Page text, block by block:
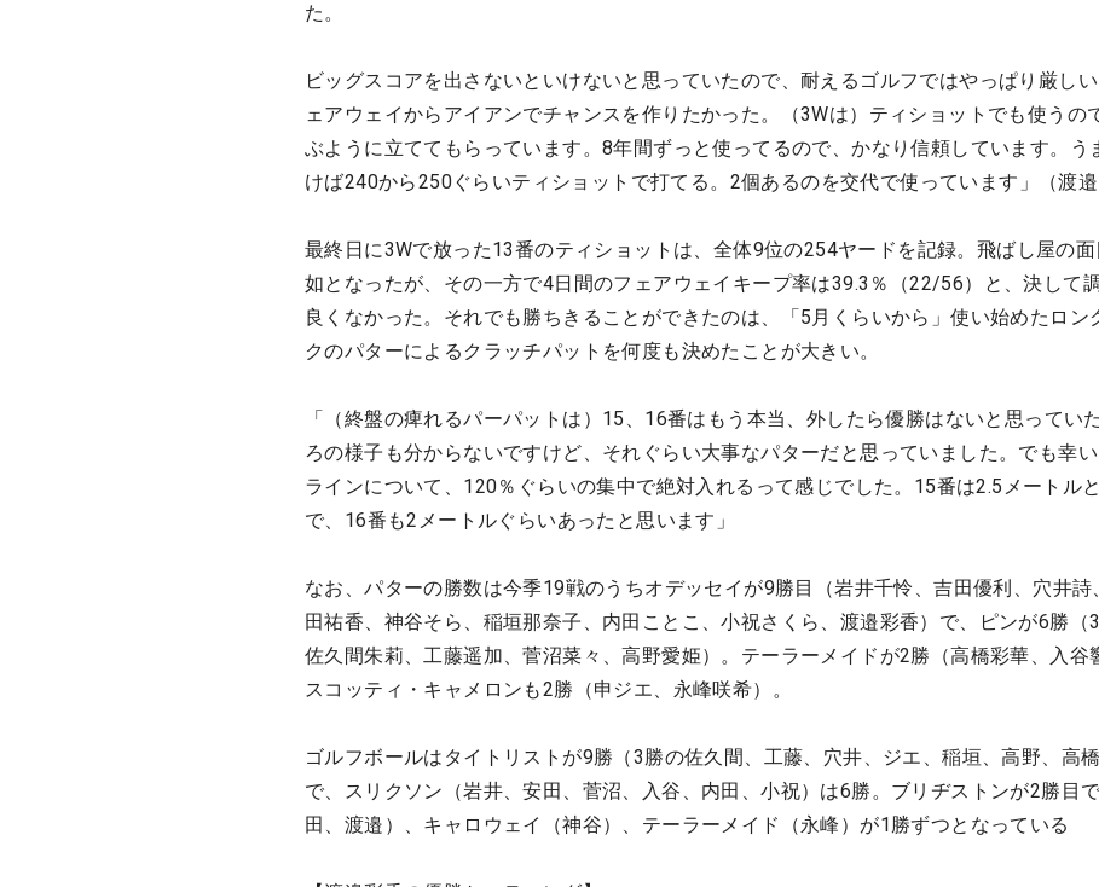
た。
ビッグスコアを出さないといけないと思っていたので、耐えるゴルフではやっぱり厳し
ェアウェイからアイアンでチャンスを作りたかった。（3Wは）ティショットでも使うの
ぶように立ててもらっています。8年間ずっと使ってるので、かなり信頼しています。う
けば240から250ぐらいティショットで打てる。2個あるのを交代で使っています」（渡邉
最終日に3Wで放った13番のティショットは、全体9位の254ヤードを記録。飛ばし屋の面
如となったが、その一方で4日間のフェアウェイキープ率は39.3％（22/56）と、決して
良くなかった。それでも勝ちきることができたのは、「5月くらいから」使い始めたロン
クのパターによるクラッチパットを何度も決めたことが大きい。
「（終盤の痺れるパーパットは）15、16番はもう本当、外したら優勝はないと思ってい
ろの様子も分からないですけど、それぐらい大事なパターだと思っていました。でも幸
ラインについて、120％ぐらいの集中で絶対入れるって感じでした。15番は2.5メートル
で、16番も2メートルぐらいあったと思います」
なお、パターの勝数は今季19戦のうちオデッセイが9勝目（岩井千怜、吉田優利、穴井詩
田祐香、神谷そら、稲垣那奈子、内田ことこ、小祝さくら、渡邉彩香）で、ピンが6勝（
佐久間朱莉、工藤遥加、菅沼菜々、高野愛姫）。テーラーメイドが2勝（高橋彩華、入谷
スコッティ・キャメロンも2勝（申ジエ、永峰咲希）。
ゴルフボールはタイトリストが9勝（3勝の佐久間、工藤、穴井、ジエ、稲垣、高野、高橋
で、スリクソン（岩井、安田、菅沼、入谷、内田、小祝）は6勝。ブリヂストンが2勝目
田、渡邉）、キャロウェイ（神谷）、テーラーメイド（永峰）が1勝ずつとなっている